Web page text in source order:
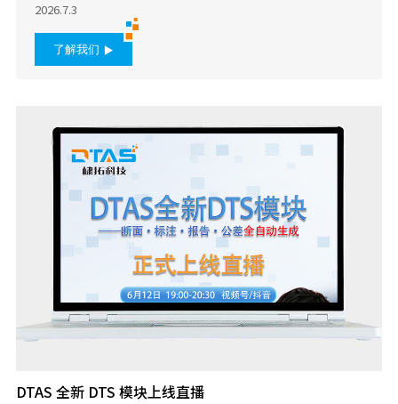
2026.7.3
了解我们
DTAS 全新 DTS 模块上线直播